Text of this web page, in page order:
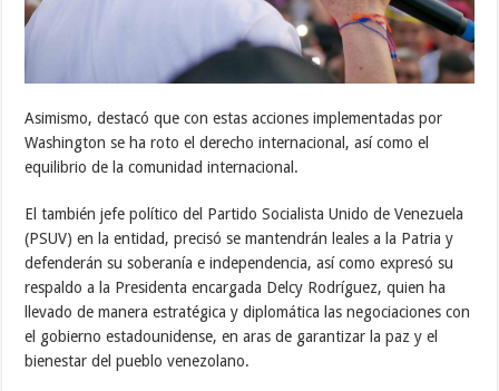
Asimismo, destacó que con estas acciones implementadas por
Washington se ha roto el derecho internacional, así como el
equilibrio de la comunidad internacional.
El también jefe político del Partido Socialista Unido de Venezuela
(PSUV) en la entidad, precisó se mantendrán leales a la Patria y
defenderán su soberanía e independencia, así como expresó su
respaldo a la Presidenta encargada Delcy Rodríguez, quien ha
llevado de manera estratégica y diplomática las negociaciones con
el gobierno estadounidense, en aras de garantizar la paz y el
bienestar del pueblo venezolano.